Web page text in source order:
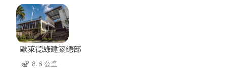
歐萊德綠建築總部
8.6 公里